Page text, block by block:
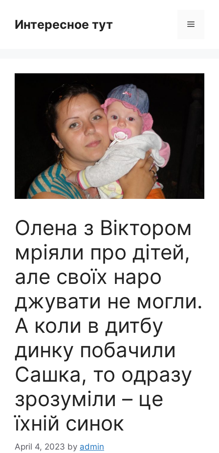
contentИнтересное тут Menu
Олена з Віктором
мріяли про дітей,
але своїх наро
джувати не могли.
А коли в дитбу
динку побачили
Сашка, то одразу
зрозуміли – це
їхній синок
April 4, 2023 by admin